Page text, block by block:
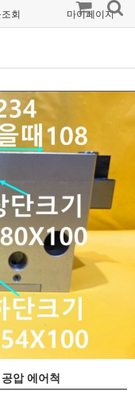
회 마이페이지
압 에어척